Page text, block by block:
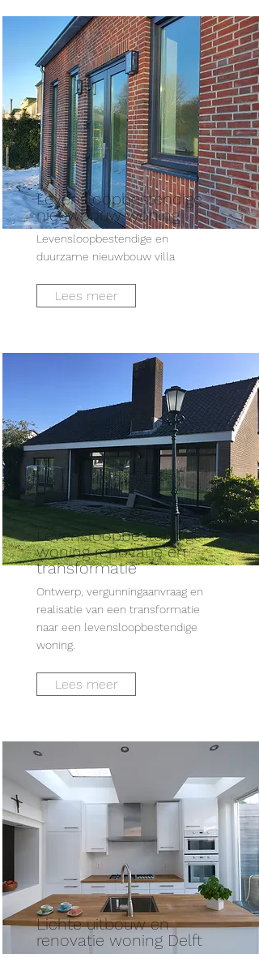
Levensloopbestendige
nieuwbouw woning
Levensloopbestendige en
duurzame nieuwbouw villa
Lees meer
Levensloopbestendige
woning renovatie en
transformatie
Ontwerp, vergunningaanvraag en
realisatie van een transformatie
naar een levensloopbestendige
woning.
Lees meer
Lichte uitbouw en
renovatie woning Delft